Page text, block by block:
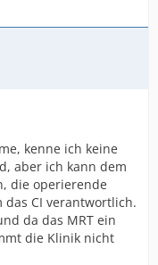
kenne ich keine
aber ich kann dem
die operierende
CI verantwortlich.
da das MRT ein
die Klinik nicht